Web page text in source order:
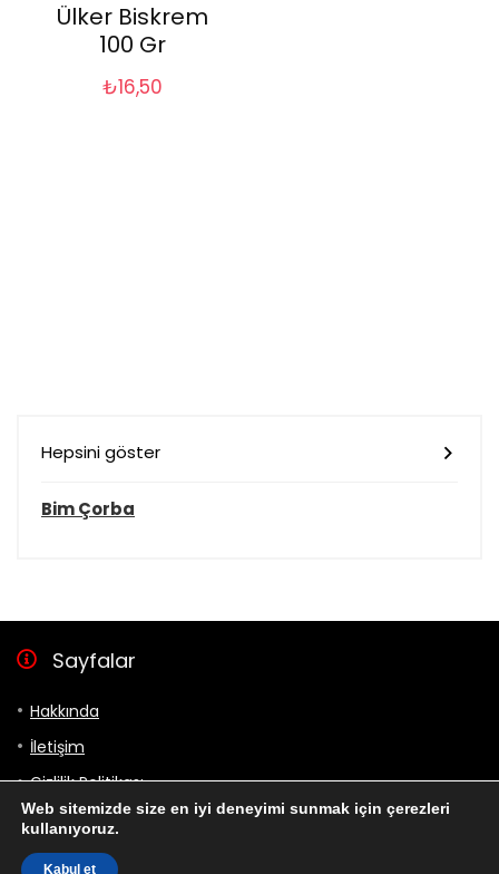
Ülker Biskrem
100 Gr
₺16,50
Hepsini göster
Bim Çorba
Sayfalar
Hakkında
İletişim
Gizlilik Politikası
Bizi takip et
Web sitemizde size en iyi deneyimi sunmak için çerezleri
kullanıyoruz.
Kabul et